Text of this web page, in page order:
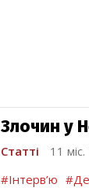
Злочин у
Статті
11
#Інтерв’ю